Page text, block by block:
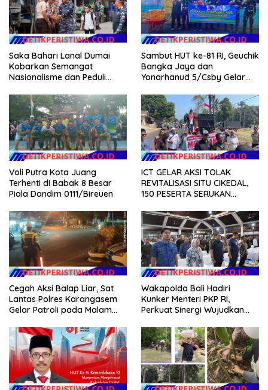
Saka Bahari Lanal Dumai
Kobarkan Semangat
Nasionalisme dan Peduli
Sambut HUT ke-81 RI, Geuchik
Bangka Jaya dan
Yonarhanud 5/Csby Gelar
Gerakan Indonesia Asri
Voli Putra Kota Juang
Terhenti di Babak 8 Besar
Piala Dandim 0111/Bireuen
ICT GELAR AKSI TOLAK
REVITALISASI SITU CIKEDAL,
150 PESERTA SERUKAN
Cegah Aksi Balap Liar, Sat
Lantas Polres Karangasem
Gelar Patroli pada Malam
Wakapolda Bali Hadiri
Kunker Menteri PKP RI,
Perkuat Sinergi Wujudkan
Masyarakat